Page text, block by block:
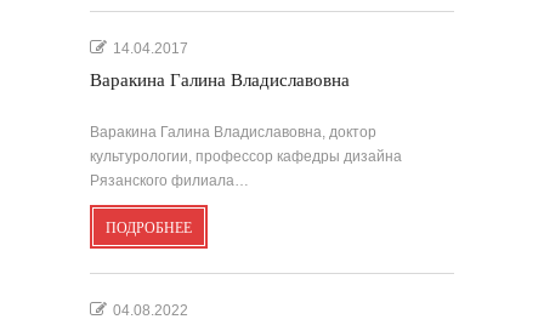
14.04.2017
Варакина Галина Владиславовна
Варакина Галина Владиславовна, доктор
культурологии, профессор кафедры дизайна
Рязанского филиала…
ПОДРОБНЕЕ
04.08.2022